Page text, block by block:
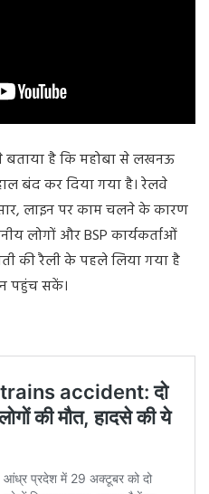
बताया है कि महोबा से लखनऊ
बंद कर दिया गया है। रेलवे
लाइन पर काम चलने के कारण
लोगों और BSP कार्यकर्ताओं
की रैली के पहले लिया गया है
पहुंच सकें।